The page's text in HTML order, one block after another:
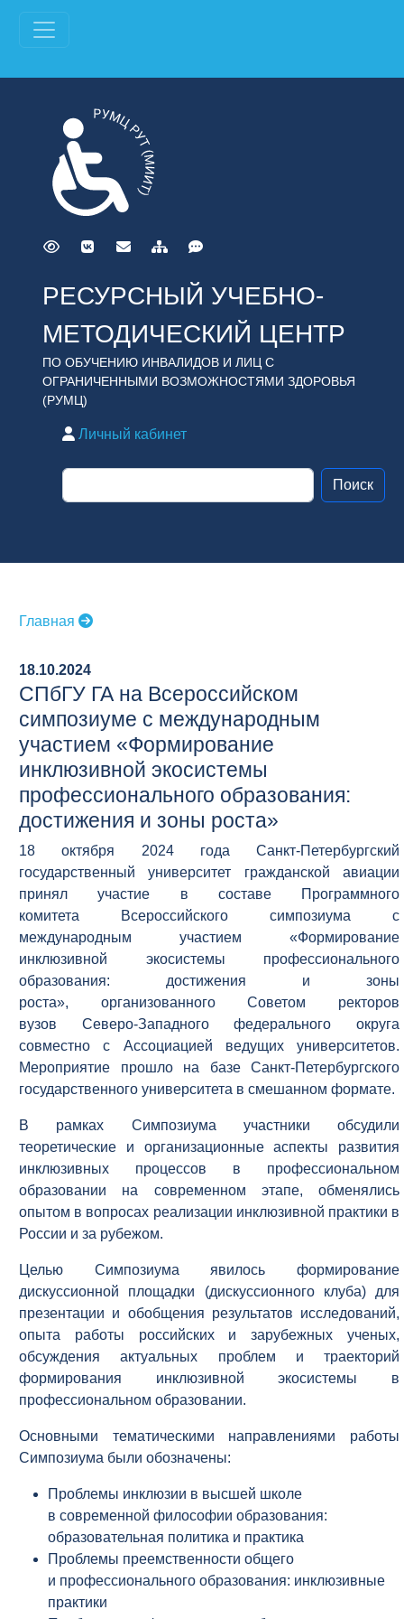
РЕСУРСНЫЙ УЧЕБНО-
МЕТОДИЧЕСКИЙ ЦЕНТР
ПО ОБУЧЕНИЮ ИНВАЛИДОВ И ЛИЦ С
ОГРАНИЧЕННЫМИ ВОЗМОЖНОСТЯМИ ЗДОРОВЬЯ
(РУМЦ)
Личный кабинет
Главная
18.10.2024
СПбГУ ГА на Всероссийском
симпозиуме с международным
участием «Формирование
инклюзивной экосистемы
профессионального образования:
достижения и зоны роста»
18 октября 2024 года Санкт-Петербургский
государственный университет гражданской авиации
принял участие в составе Программного
комитета Всероссийского симпозиума с
международным участием «Формирование
инклюзивной экосистемы профессионального
образования: достижения и зоны
роста», организованного Советом ректоров
вузов Северо-Западного федерального округа
совместно с Ассоциацией ведущих университетов.
Мероприятие прошло на базе Санкт-Петербургского
государственного университета в смешанном формате.
В рамках Симпозиума участники обсудили
теоретические и организационные аспекты развития
инклюзивных процессов в профессиональном
образовании на современном этапе, обменялись
опытом в вопросах реализации инклюзивной практики в
России и за рубежом.
Целью Симпозиума явилось формирование
дискуссионной площадки (дискуссионного клуба) для
презентации и обобщения результатов исследований,
опыта работы российских и зарубежных ученых,
обсуждения актуальных проблем и траекторий
формирования инклюзивной экосистемы в
профессиональном образовании.
Основными тематическими направлениями работы
Симпозиума были обозначены:
Проблемы инклюзии в высшей школе
в современной философии образования:
образовательная политика и практика
Проблемы преемственности общего
и профессионального образования: инклюзивные
практики